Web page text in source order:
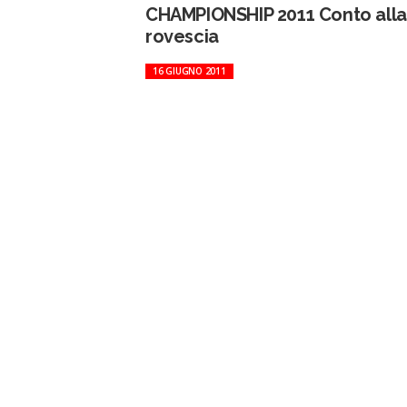
CHAMPIONSHIP 2011 Conto alla
rovescia
16 GIUGNO 2011